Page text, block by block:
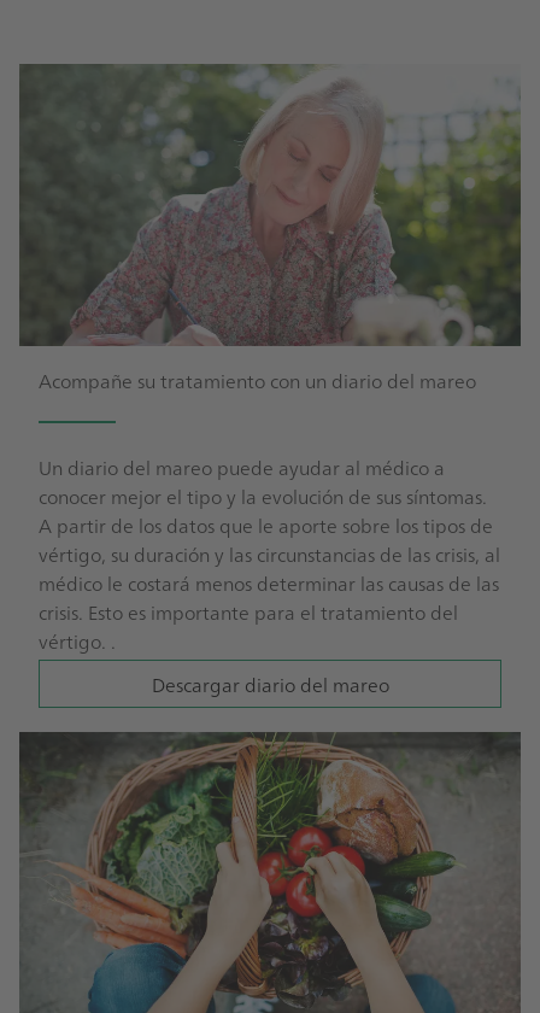
Acompañe su tratamiento con un diario del mareo
Un diario del mareo puede ayudar al médico a
conocer mejor el tipo y la evolución de sus síntomas.
A partir de los datos que le aporte sobre los tipos de
vértigo, su duración y las circunstancias de las crisis, al
médico le costará menos determinar las causas de las
crisis. Esto es importante para el tratamiento del
vértigo. .
Descargar diario del mareo